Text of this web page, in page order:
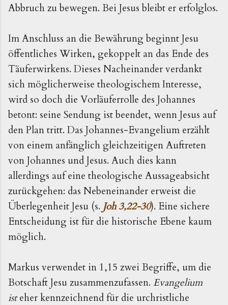
Abbruch zu bewegen. Bei Jesus bleibt er erfolglos.
Im Anschluss an die Bewährung beginnt Jesu
öffentliches Wirken, gekoppelt an das Ende des
Täuferwirkens. Dieses Nacheinander verdankt
sich möglicherweise theologischem Interesse,
wird so doch die Vorläuferrolle des Johannes
betont: seine Sendung ist beendet, wenn Jesus auf
den Plan tritt. Das Johannes-Evangelium erzählt
von einem anfänglich gleichzeitigen Auftreten
von Johannes und Jesus. Auch dies kann
allerdings auf eine theologische Aussageabsicht
zurückgehen: das Nebeneinander erweist die
Überlegenheit Jesu (s. Joh 3,22-30). Eine sichere
Entscheidung ist für die historische Ebene kaum
möglich.
Markus verwendet in 1,15 zwei Begriffe, um die
Botschaft Jesu zusammenzufassen. Evangelium
isteher kennzeichnend für die urchristliche